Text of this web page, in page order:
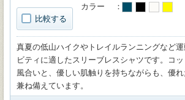
比較する
カラー
真夏の低山ハイクやトレイルランニングなど
ビティに適したスリーブレスシャツです。コ
風合いと、優しい肌触りを持ちながらも、優
兼ね備えています。